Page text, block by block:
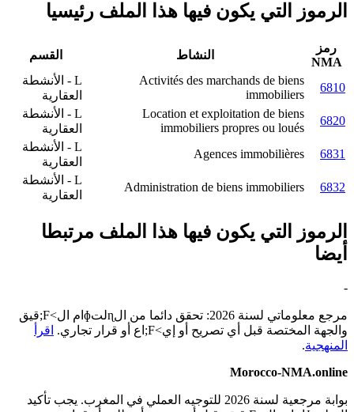
الرموز التي يكون فيها هذا الملف رئيسيا
رمز
NMA
النشاط القسم
6810
Activités des marchands de biens
immobiliers
L - الأنشطة
العقارية
6820
Location et exploitation de biens
immobiliers propres ou loués
L - الأنشطة
العقارية
6831
Agences immobilières
L - الأنشطة
العقارية
6832
Administration de biens immobiliers
L - الأنشطة
العقارية
الرموز التي يكون فيها هذا الملف مرتبطا
أيضا
-
مرجع معلوماتي لسنة 2026: تحقق دائما من الɳلتɸام ال>F;قيق
والجهة المختصة قبل أي تصريح أو إي>F;اع أو قرار تجاري.
اقرأ
المنهجية.
Morocco-NMA.online
بوابة مرجعية لسنة 2026 للتوجيه العملي في المغرب. يجب تأكيد